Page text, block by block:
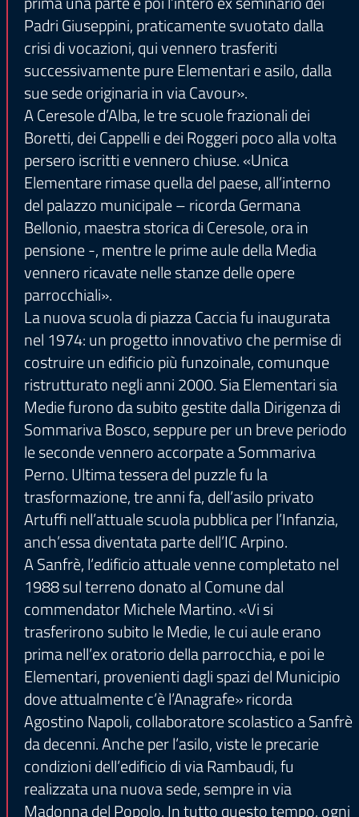
Padri Giuseppini, praticamente svuotato dalla
crisi di vocazioni, qui vennero trasferiti
successivamente pure Elementari e asilo, dalla
sue sede originaria in via Cavour».
A Ceresole d’Alba, le tre scuole frazionali dei
Boretti, dei Cappelli e dei Roggeri poco alla volta
persero iscritti e vennero chiuse. «Unica
Elementare rimase quella del paese, all’interno
del palazzo municipale – ricorda Germana
Bellonio, maestra storica di Ceresole, ora in
pensione -, mentre le prime aule della Media
vennero ricavate nelle stanze delle opere
parrocchiali».
La nuova scuola di piazza Caccia fu inaugurata
nel 1974: un progetto innovativo che permise di
costruire un edificio più funzoinale, comunque
ristrutturato negli anni 2000. Sia Elementari sia
Medie furono da subito gestite dalla Dirigenza di
Sommariva Bosco, seppure per un breve periodo
le seconde vennero accorpate a Sommariva
Perno. Ultima tessera del puzzle fu la
trasformazione, tre anni fa, dell’asilo privato
Artuffi nell’attuale scuola pubblica per l’Infanzia,
anch’essa diventata parte dell’IC Arpino.
A Sanfrè, l’edificio attuale venne completato nel
1988 sul terreno donato al Comune dal
commendator Michele Martino. «Vi si
trasferirono subito le Medie, le cui aule erano
prima nell’ex oratorio della parrocchia, e poi le
Elementari, provenienti dagli spazi del Municipio
dove attualmente c’è l’Anagrafe» ricorda
Agostino Napoli, collaboratore scolastico a Sanfrè
da decenni. Anche per l’asilo, viste le precarie
condizioni dell’edificio di via Rambaudi, fu
realizzata una nuova sede, sempre in via
Madonna del Popolo. In tutto questo tempo, ogni